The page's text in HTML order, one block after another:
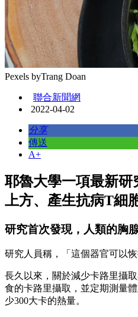
Pexels byTrang Doan
聯合新聞網
2022-04-02
分享
傳送
A+
耶魯大學一項最新研
上方、產生抗病T細
研究首次發現，人類的胸
研究人員稱，「這個器官可以
長久以來，關於減少卡路里攝
食的卡路里攝取，並定期測量
少300大卡的熱量。